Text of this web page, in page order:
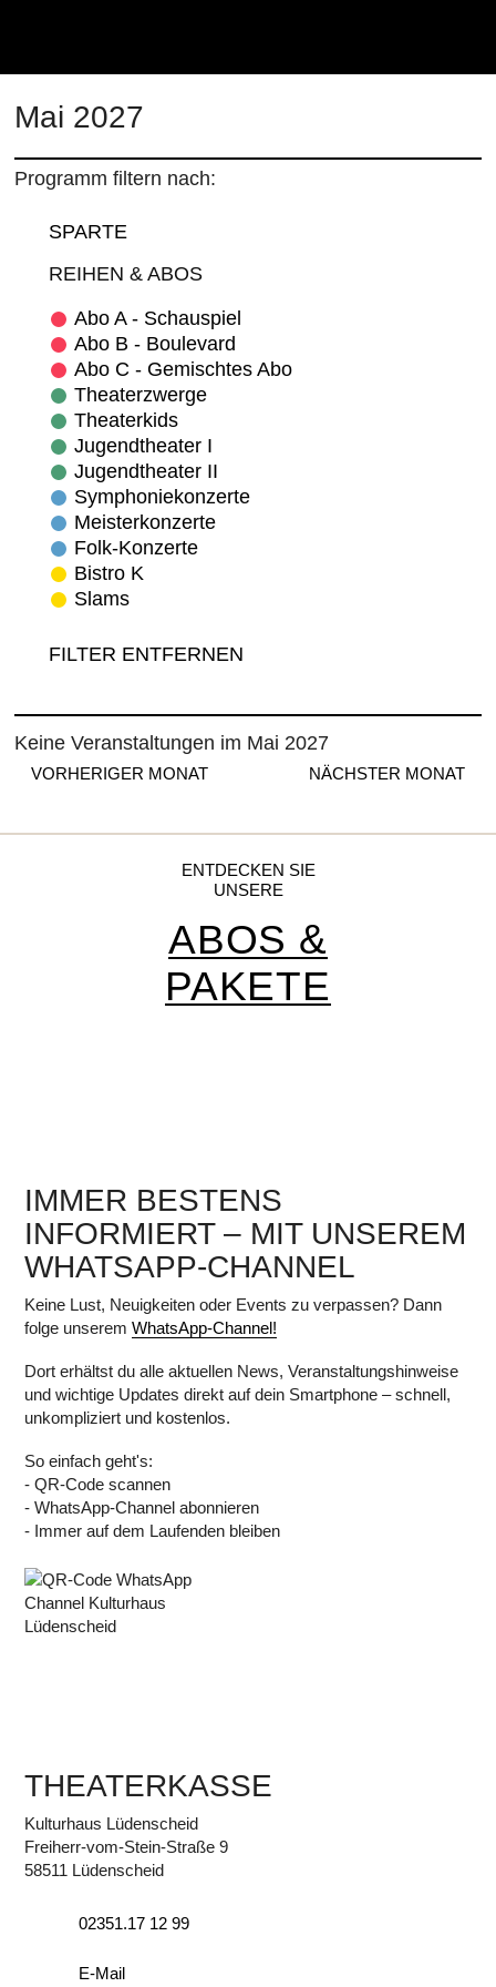
Mai 2027
Programm filtern nach:
SPARTE
REIHEN & ABOS
Abo A - Schauspiel
Abo B - Boulevard
Abo C - Gemischtes Abo
Theaterzwerge
Theaterkids
Jugendtheater I
Jugendtheater II
Symphoniekonzerte
Meisterkonzerte
Folk-Konzerte
Bistro K
Slams
FILTER ENTFERNEN
Keine Veranstaltungen im Mai 2027
VORHERIGER MONAT NÄCHSTER MONAT
ENTDECKEN SIE
UNSERE
ABOS &
PAKETE
IMMER BESTENS
INFORMIERT – MIT UNSEREM
WHATSAPP-CHANNEL
Keine Lust, Neuigkeiten oder Events zu verpassen? Dann
folge unserem WhatsApp-Channel!
Dort erhältst du alle aktuellen News, Veranstaltungshinweise
und wichtige Updates direkt auf dein Smartphone – schnell,
unkompliziert und kostenlos.
So einfach geht's:
- QR-Code scannen
- WhatsApp-Channel abonnieren
- Immer auf dem Laufenden bleiben
THEATERKASSE
Kulturhaus Lüdenscheid
Freiherr-vom-Stein-Straße 9
58511 Lüdenscheid
02351.17 12 99
E-Mail